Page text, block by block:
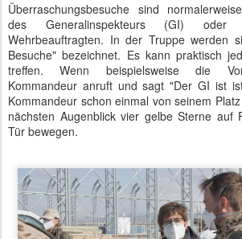
Überraschungsbesuche sind
des Generalinspekteurs (GI)
Wehrbeauftragten. In der Truppe werden
Besuche" bezeichnet. Es kann praktisch
treffen. Wenn beispielsweise die
Kommandeur anruft und sagt "Der GI ist
Kommandeur schon einmal von seinem
nächsten Augenblick vier gelbe Sterne auf
Tür bewegen.